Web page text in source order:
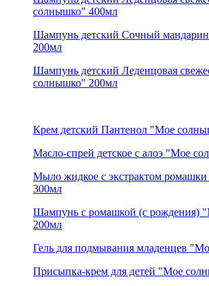
солнышко" 400мл
Шампунь детский Сочный
200мл
Шампунь детский Леденцовая
солнышко" 200мл
Крем детский Пантенол "Мое
Масло-спрей детское с алоэ "Мое
Мыло жидкое с экстрактом
300мл
Шампунь с ромашкой (с рождения)
200мл
Гель для подмывания младенцев
Присыпка-крем для детей "Мое